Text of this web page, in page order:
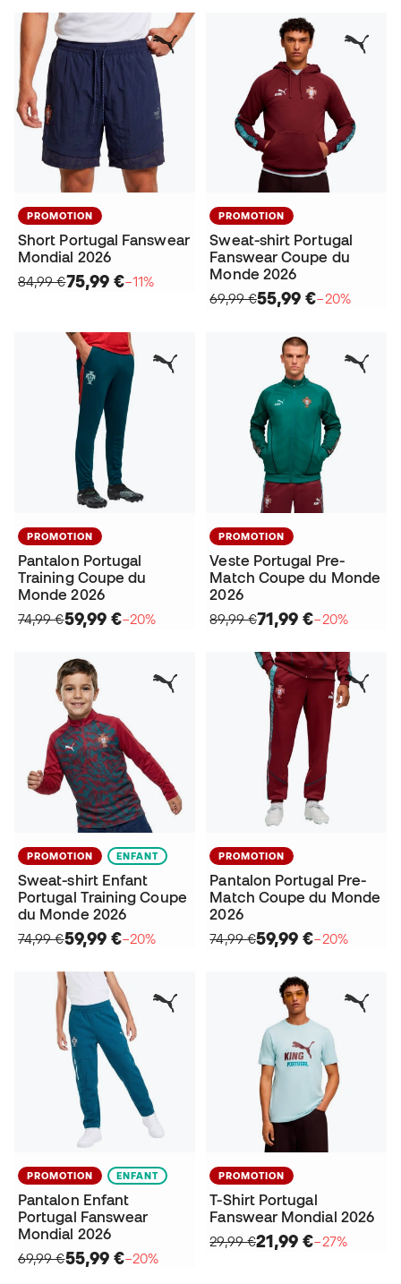
PROMOTION
Short Portugal Fanswear
Mondial 2026
84,99 €75,99 €−11%
PROMOTION
Sweat-shirt Portugal
Fanswear Coupe du
Monde 2026
69,99 €55,99 €−20%
PROMOTION
Pantalon Portugal
Training Coupe du
Monde 2026
74,99 €59,99 €−20%
PROMOTION
Veste Portugal Pre-
Match Coupe du Monde
2026
89,99 €71,99 €−20%
PROMOTION ENFANT
Sweat-shirt Enfant
Portugal Training Coupe
du Monde 2026
74,99 €59,99 €−20%
PROMOTION
Pantalon Portugal Pre-
Match Coupe du Monde
2026
74,99 €59,99 €−20%
PROMOTION ENFANT
Pantalon Enfant
Portugal Fanswear
Mondial 2026
69,99 €55,99 €−20%
PROMOTION
T-Shirt Portugal
Fanswear Mondial 2026
29,99 €21,99 €−27%